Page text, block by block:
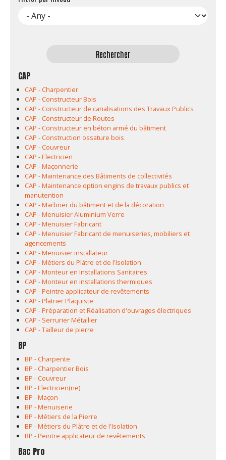
CAP
CAP - Charpentier
CAP - Constructeur Bois
CAP - Constructeur de canalisations des Travaux Publics
CAP - Constructeur de Routes
CAP - Constructeur en béton armé du bâtiment
CAP - Construction ossature bois
CAP - Couvreur
CAP - Electricien
CAP - Maçonnerie
CAP - Maintenance des Bâtiments de collectivités
CAP - Maintenance option engins de travaux publics et
manutention
CAP - Marbrier du bâtiment et de la décoration
CAP - Menuisier Aluminium Verre
CAP - Menuisier Fabricant
CAP - Menuisier Fabricant de menuiseries, mobiliers et
agencements
CAP - Menuisier installateur
CAP - Métiers du Plâtre et de l'Isolation
CAP - Monteur en Installations Sanitaires
CAP - Monteur en installations thermiques
CAP - Peintre applicateur de revêtements
CAP - Platrier Plaquiste
CAP - Préparation et Réalisation d'ouvrages électriques
CAP - Serrurier Métallier
CAP - Tailleur de pierre
BP
BP - Charpente
BP - Charpentier Bois
BP - Couvreur
BP - Electricien(ne)
BP - Maçon
BP - Menuiserie
BP - Métiers de la Pierre
BP - Métiers du Plâtre et de l'Isolation
BP - Peintre applicateur de revêtements
Bac Pro
formation